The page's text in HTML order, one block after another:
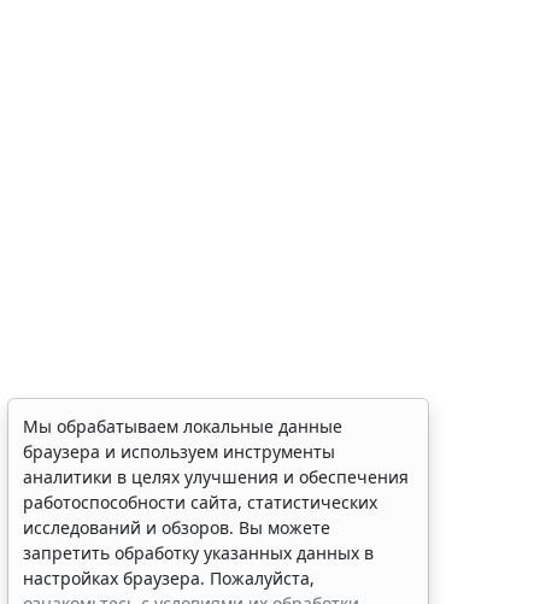
Мы обрабатываем локальные данные
браузера и используем инструменты
аналитики в целях улучшения и обеспечения
работоспособности сайта, статистических
исследований и обзоров. Вы можете
запретить обработку указанных данных в
настройках браузера. Пожалуйста,